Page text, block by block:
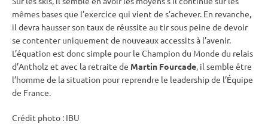
mêmes bases que l’exercice qui vient de s’achever. En revanche,
il devra hausser son taux de réussite au tir sous peine de devoir
se contenter uniquement de nouveaux accessits à l’avenir.
L’équation est donc simple pour le Champion du Monde du relais
d’Antholz et avec la retraite de Martin Fourcade, il semble être
l’homme de la situation pour reprendre le leadership de l’Équipe
de France.
Crédit photo : IBU